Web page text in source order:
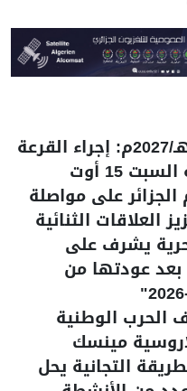
حج موسم 1448هـ/2027م: إجراء القرعة
15 أوت
على مواصلة
العلاقات الثنائية
يشرف على
بعد عودتها من
الحرب الوطنية
مينسك
التجانية يحل